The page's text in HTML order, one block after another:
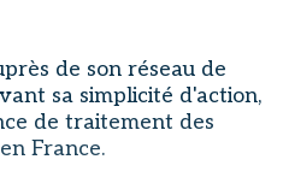
de son réseau de
sa simplicité d'action,
de traitement des
France.